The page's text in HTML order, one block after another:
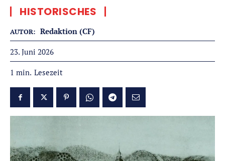
HISTORISCHES
AUTOR: Redaktion (CF)
23. Juni 2026
1 min. Lesezeit